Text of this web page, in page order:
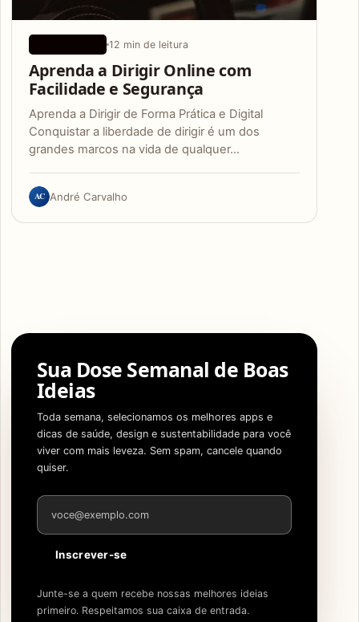
12 min de leitura
Aprenda a Dirigir Online com
Facilidade e Segurança
Aprenda a Dirigir de Forma Prática e Digital
Conquistar a liberdade de dirigir é um dos
grandes marcos na vida de qualquer…
AC André Carvalho
Sua Dose Semanal de Boas
Ideias
Toda semana, selecionamos os melhores apps e
dicas de saúde, design e sustentabilidade para você
viver com mais leveza. Sem spam, cancele quando
quiser.
Endereço de e-mail
Inscrever-se
Junte-se a quem recebe nossas melhores ideias
primeiro. Respeitamos sua caixa de entrada.